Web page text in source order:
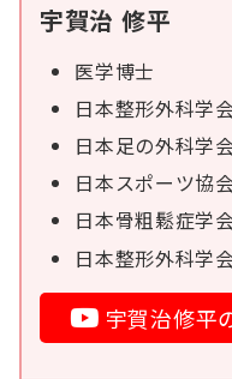
宇賀治 修平
医学博士
日本整形外科学
日本足の外科学
日本スポーツ協
日本骨粗鬆症学
日本整形外科学
宇賀治修平